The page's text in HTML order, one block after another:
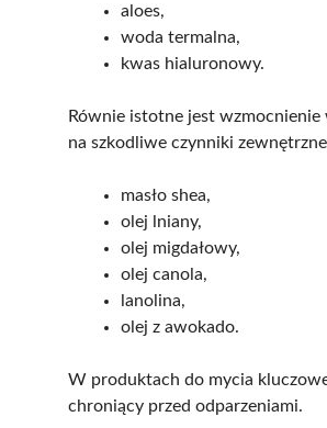
aloes,
woda termalna,
kwas hialuronowy.
Równie istotne jest
na szkodliwe czynniki
masło shea,
olej lniany,
olej migdałowy,
olej canola,
lanolina,
olej z awokado.
W produktach do mycia
chroniący przed odparzeniami.